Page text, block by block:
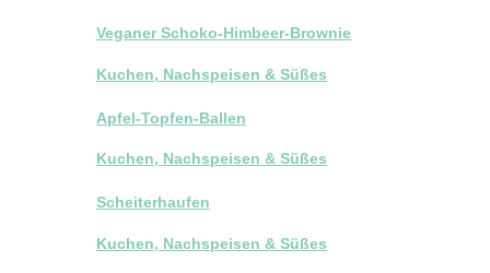
Veganer Schoko-Himbeer-Brownie
Kuchen, Nachspeisen & Süßes
Apfel-Topfen-Ballen
Kuchen, Nachspeisen & Süßes
Scheiterhaufen
Kuchen, Nachspeisen & Süßes